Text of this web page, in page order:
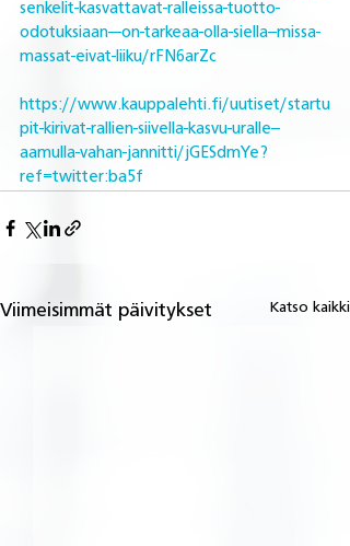
senkelit-kasvattavat-ralleissa-tuotto-
odotuksiaan---on-tarkeaa-olla-siella--missa-
massat-eivat-liiku/rFN6arZc
https://www.kauppalehti.fi/uutiset/startu
pit-kirivat-rallien-siivella-kasvu-uralle--
aamulla-vahan-jannitti/jGESdmYe?
ref=twitter:ba5f
Viimeisimmät päivitykset Katso kaikki